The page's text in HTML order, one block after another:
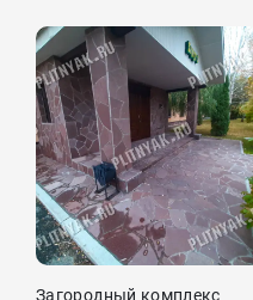
Загородный комплекс